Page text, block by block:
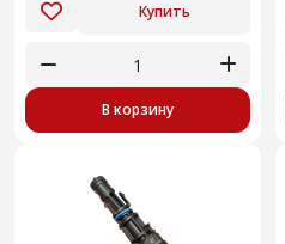
Купить
В корзину